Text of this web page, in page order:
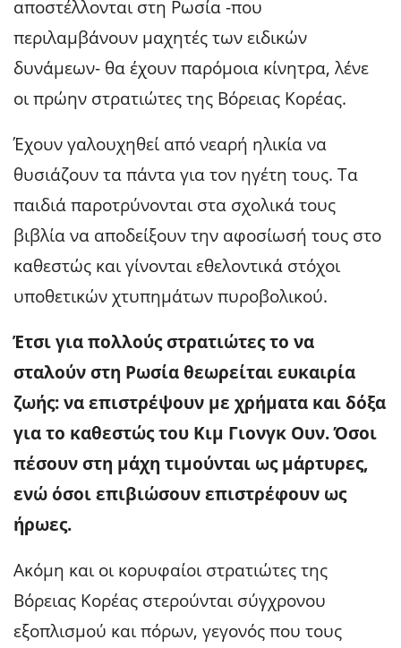
αποστέλλονται στη Ρωσία -που
περιλαμβάνουν μαχητές των ειδικών
δυνάμεων- θα έχουν παρόμοια κίνητρα, λένε
οι πρώην στρατιώτες της Βόρειας Κορέας.
Έχουν γαλουχηθεί από νεαρή ηλικία να
θυσιάζουν τα πάντα για τον ηγέτη τους. Τα
παιδιά παροτρύνονται στα σχολικά τους
βιβλία να αποδείξουν την αφοσίωσή τους στο
καθεστώς και γίνονται εθελοντικά στόχοι
υποθετικών χτυπημάτων πυροβολικού.
Έτσι για πολλούς στρατιώτες το να
σταλούν στη Ρωσία θεωρείται ευκαιρία
ζωής: να επιστρέψουν με χρήματα και δόξα
για το καθεστώς του Κιμ Γιονγκ Ουν. Όσοι
πέσουν στη μάχη τιμούνται ως μάρτυρες,
ενώ όσοι επιβιώσουν επιστρέφουν ως
ήρωες.
Ακόμη και οι κορυφαίοι στρατιώτες της
Βόρειας Κορέας στερούνται σύγχρονου
εξοπλισμού και πόρων, γεγονός που τους